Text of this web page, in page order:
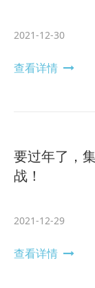
2021-12-30
查看详情
要过年了，
战！
2021-12-29
查看详情